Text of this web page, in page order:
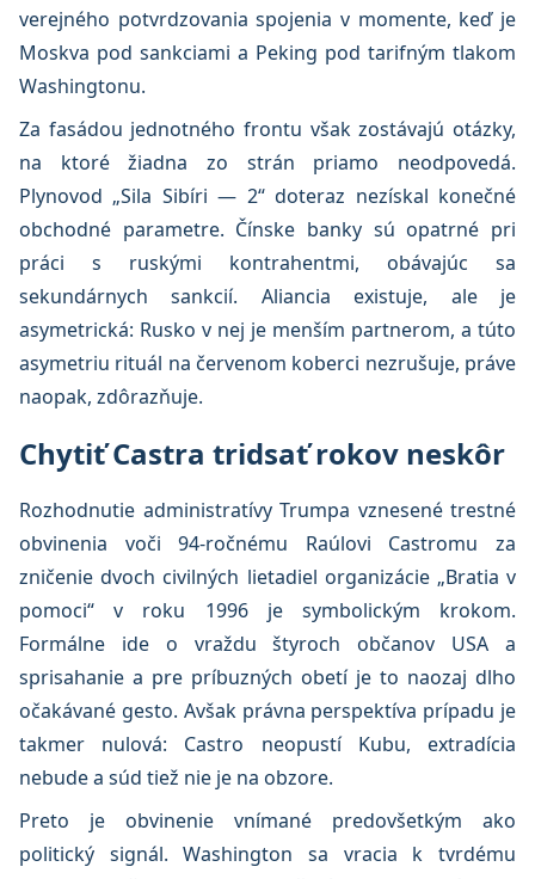
verejného potvrdzovania spojenia v momente, keď je
Moskva pod sankciami a Peking pod tarifným tlakom
Washingtonu.
Za fasádou jednotného frontu však zostávajú otázky,
na ktoré žiadna zo strán priamo neodpovedá.
Plynovod „Sila Sibíri — 2“ doteraz nezískal konečné
obchodné parametre. Čínske banky sú opatrné pri
práci s ruskými kontrahentmi, obávajúc sa
sekundárnych sankcií. Aliancia existuje, ale je
asymetrická: Rusko v nej je menším partnerom, a túto
asymetriu rituál na červenom koberci nezrušuje, práve
naopak, zdôrazňuje.
Chytiť Castra tridsať rokov neskôr
Rozhodnutie administratívy Trumpa vznesené trestné
obvinenia voči 94-ročnému Raúlovi Castromu za
zničenie dvoch civilných lietadiel organizácie „Bratia v
pomoci“ v roku 1996 je symbolickým krokom.
Formálne ide o vraždu štyroch občanov USA a
sprisahanie a pre príbuzných obetí je to naozaj dlho
očakávané gesto. Avšak právna perspektíva prípadu je
takmer nulová: Castro neopustí Kubu, extradícia
nebude a súd tiež nie je na obzore.
Preto je obvinenie vnímané predovšetkým ako
politický signál. Washington sa vracia k tvrdému